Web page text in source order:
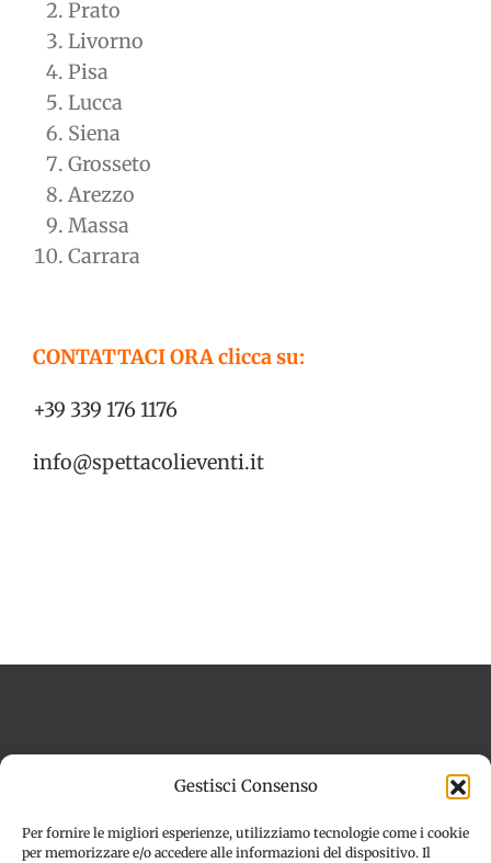
Gestisci Consenso
Per fornire le migliori esperienze, utilizziamo tecnologie come i cookie
per memorizzare e/o accedere alle informazioni del dispositivo. Il
Prato
Livorno
Pisa
Lucca
Siena
Grosseto
Arezzo
Massa
Carrara
CONTATTACI ORA clicca su:
+39 339 176 1176
info@spettacolieventi.it
Disconoscimento